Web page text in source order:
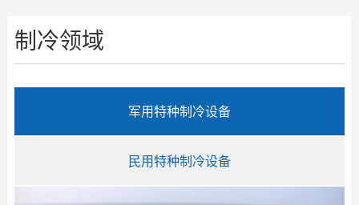
制冷领域
军用特种制冷设备
民用特种制冷设备